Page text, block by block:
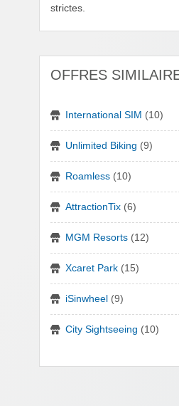
strictes.
OFFRES
International SIM (10)
Unlimited Biking (9)
Roamless (10)
AttractionTix (6)
MGM Resorts (12)
Xcaret Park (15)
iSinwheel (9)
City Sightseeing (10)